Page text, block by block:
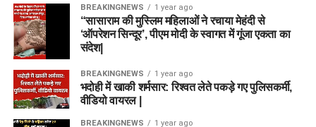
BREAKINGNEWS 1 year ago
“सासाराम की मुस्लिम महिलाओं ने रचाया मेहंदी से
‘ऑपरेशन सिन्दूर’, पीएम मोदी के स्वागत में गूंजा एकता का
संदेश|
BREAKINGNEWS 1 year ago
भदोही में खाकी शर्मसार: रिश्वत लेते पकड़े गए पुलिसकर्मी,
वीडियो वायरल |
BREAKINGNEWS 1 year ago